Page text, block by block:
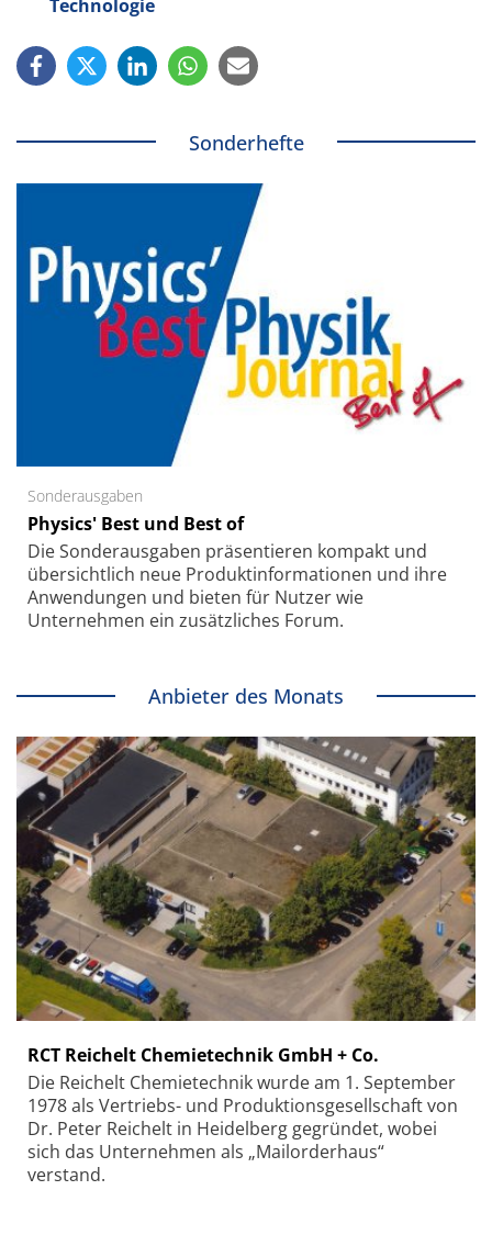
Technologie
Sonderhefte
Sonderausgaben
Physics' Best und Best of
Die Sonder­ausgaben präsentieren kompakt und
übersichtlich neue Produkt­informationen und ihre
Anwendungen und bieten für Nutzer wie
Unternehmen ein zusätzliches Forum.
Anbieter des Monats
RCT Reichelt Chemietechnik GmbH + Co.
Die Reichelt Chemietechnik wurde am 1. September
1978 als Vertriebs- und Produktionsgesellschaft von
Dr. Peter Reichelt in Heidelberg gegründet, wobei
sich das Unternehmen als „Mailorderhaus“
verstand.